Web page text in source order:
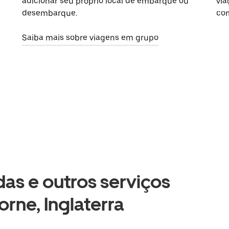
desembarque.
Saiba mais sobre viagens em grupo
e outros serviços
Inglaterra